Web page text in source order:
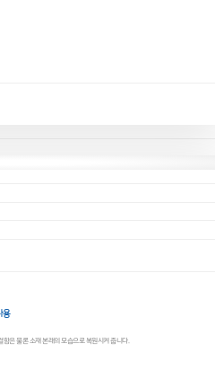
용
은 물론 소재 본래의 모습으로 복원시켜 줍니다.